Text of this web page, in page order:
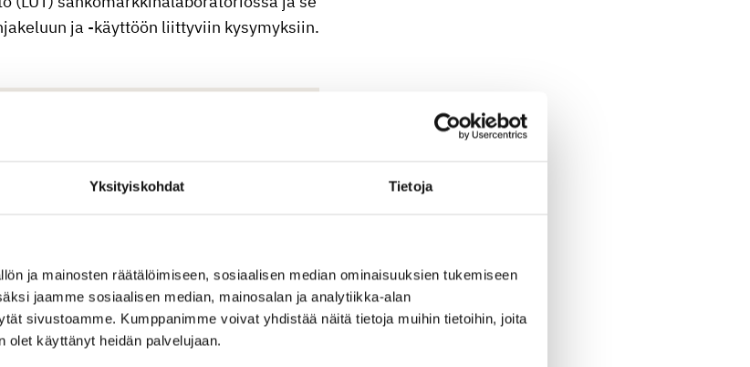
Yksityiskohdat Tietoja
ja mainosten räätälöimiseen, sosiaalisen median ominaisuuksien tukemiseen
jaamme sosiaalisen median, mainosalan ja analytiikka-alan
sivustoamme. Kumppanimme voivat yhdistää näitä tietoja muihin tietoihin, joita
olet käyttänyt heidän palvelujaan.
ja -käyttöön liittyviin kysymyksiin.
turvallinen